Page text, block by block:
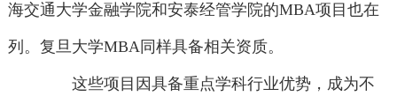
海交通大学金融学院和安泰经管学院的MBA项目也在
列。复旦大学MBA同样具备相关资质。
这些项目因具备重点学科行业优势，成为不